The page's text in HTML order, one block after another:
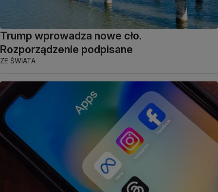
Trump wprowadza nowe cło.
Rozporządzenie podpisane
ZE ŚWIATA